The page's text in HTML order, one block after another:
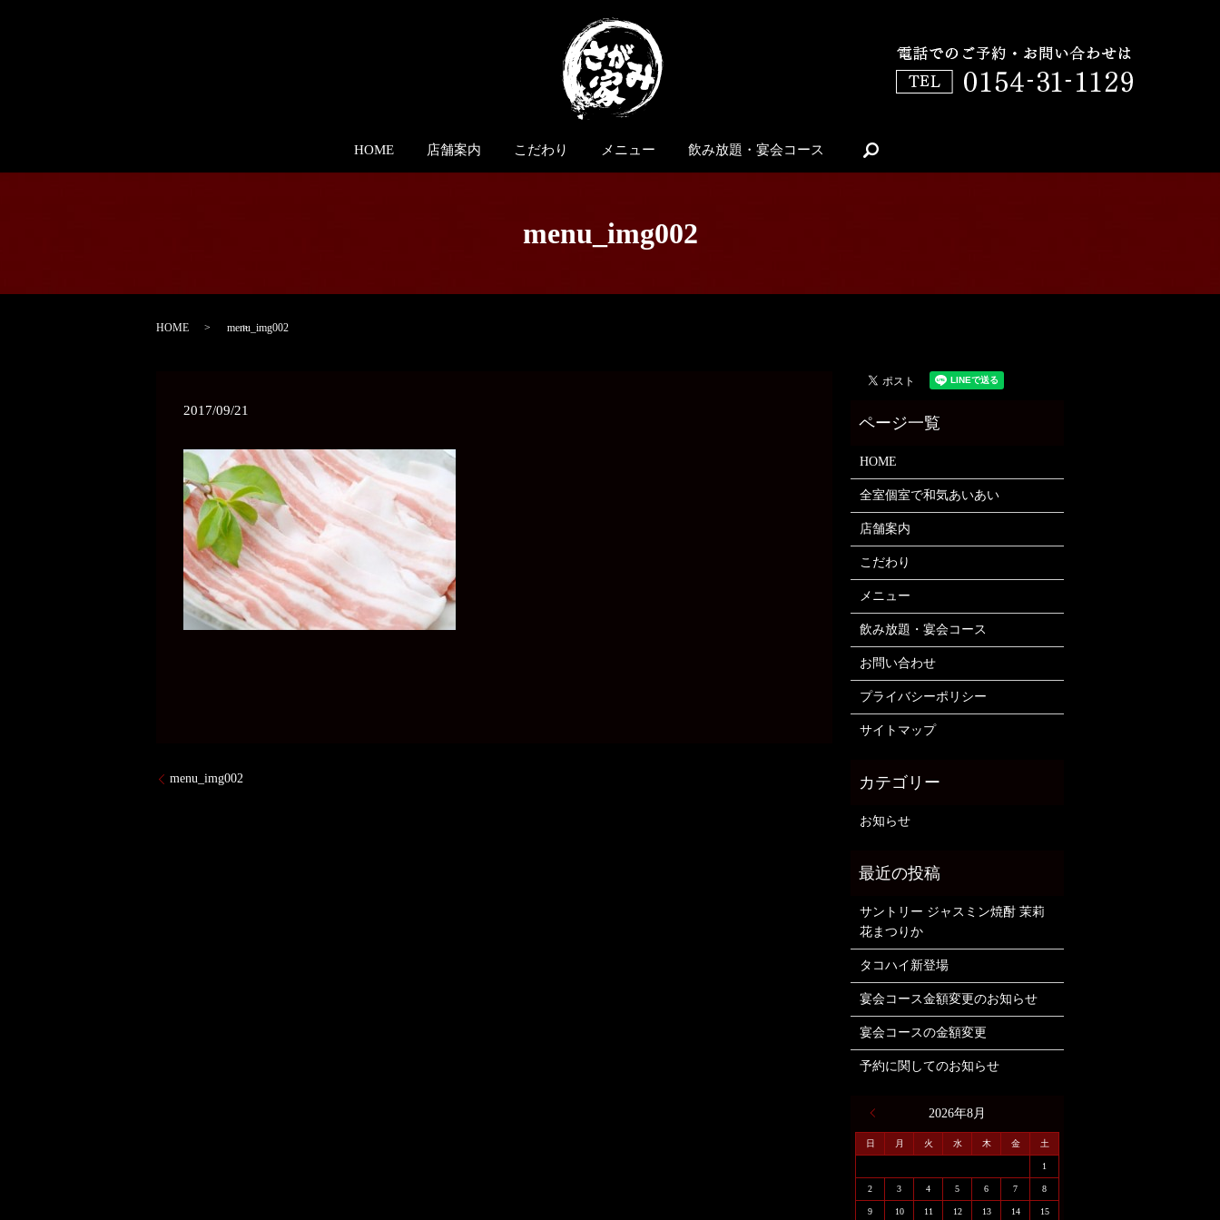
HOME 店舗案内 こだわり メニュー 飲み放題・宴会コース
menu_img002
HOME menu_img002
2017/09/21
menu_img002
HOME
全室個室で和気あいあい
店舗案内
こだわり
メニュー
飲み放題・宴会コース
お問い合わせ
プライバシーポリシー
サイトマップ
お知らせ
サントリー ジャスミン焼酎 茉莉
花まつりか
タコハイ新登場
宴会コース金額変更のお知らせ
宴会コースの金額変更
予約に関してのお知らせ
2026年8月
日 月 火 水 木 金 土
1
2 3 4 5 6 7 8
9 10 11 12 13 14 15